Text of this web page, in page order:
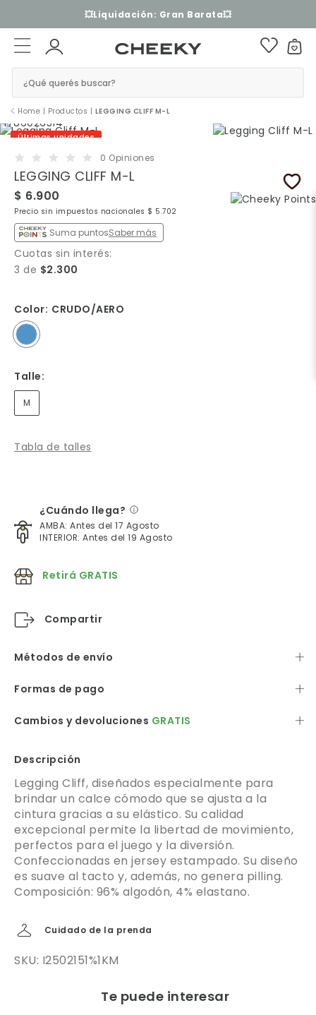
💥Liquidación: Gran Barata💥
¿Qué querés buscar?
Home | Productos | LEGGING CLIFF M-L
Últimas unidades
0 Opiniones
LEGGING CLIFF M-L
$ 6.900
Precio sin impuestos nacionales $ 5.702
Suma puntosSaber más
Cuotas sin interés:
3 de $2.300
Color: CRUDO/AERO
Talle:
M
Tabla de talles
¿Cuándo llega?
AMBA: Antes del 17 Agosto
INTERIOR: Antes del 19 Agosto
Retirá GRATIS
Compartir
Métodos de envío
Formas de pago
Cambios y devoluciones GRATIS
Descripción
Legging Cliff, diseñados especialmente para
brindar un calce cómodo que se ajusta a la
cintura gracias a su elástico. Su calidad
excepcional permite la libertad de movimiento,
perfectos para el juego y la diversión.
Confeccionadas en jersey estampado. Su diseño
es suave al tacto y, además, no genera pilling.
Composición: 96% algodón, 4% elastano.
Cuidado de la prenda
SKU: I2502151%1KM
Te puede interesar